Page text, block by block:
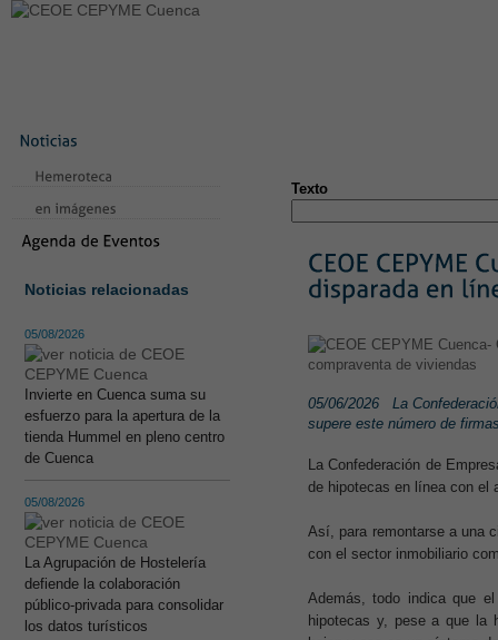
Noticias relacionadas
05/08/2026
Invierte en Cuenca suma su
esfuerzo para la apertura de la
tienda Hummel en pleno centro
de Cuenca
05/08/2026
La Agrupación de Hostelería
defiende la colaboración
público-privada para consolidar
los datos turísticos
Texto
05/06/2026
La
supere este número de
La Confederación de
de hipotecas en línea con el
Así, para remontarse a una
con el sector inmobiliario
Además, todo indica que
hipotecas y, pese a que la